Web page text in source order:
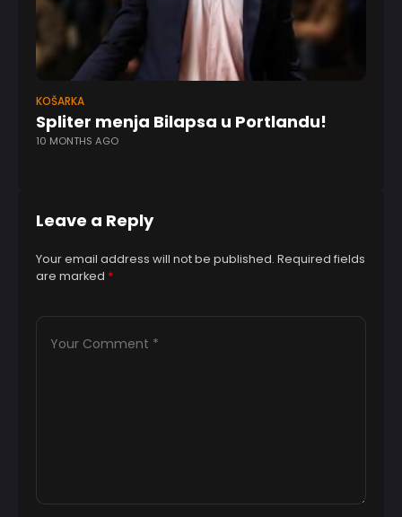
KOŠARKA
Spliter menja Bilapsa u Portlandu!
10 MONTHS AGO
Leave a Reply
Your email address will not be published. Required fields
are marked *